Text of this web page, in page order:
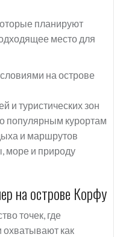
планируют
место для
на острове
и туристических зон
популярным курортам
и маршрутов
море и природу
на острове Корфу
точек, где
как